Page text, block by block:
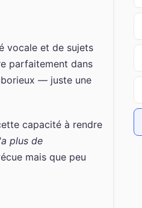
vocale et de sujets
parfaitement dans
— juste une
capacité à rendre
plus de
mais que peu